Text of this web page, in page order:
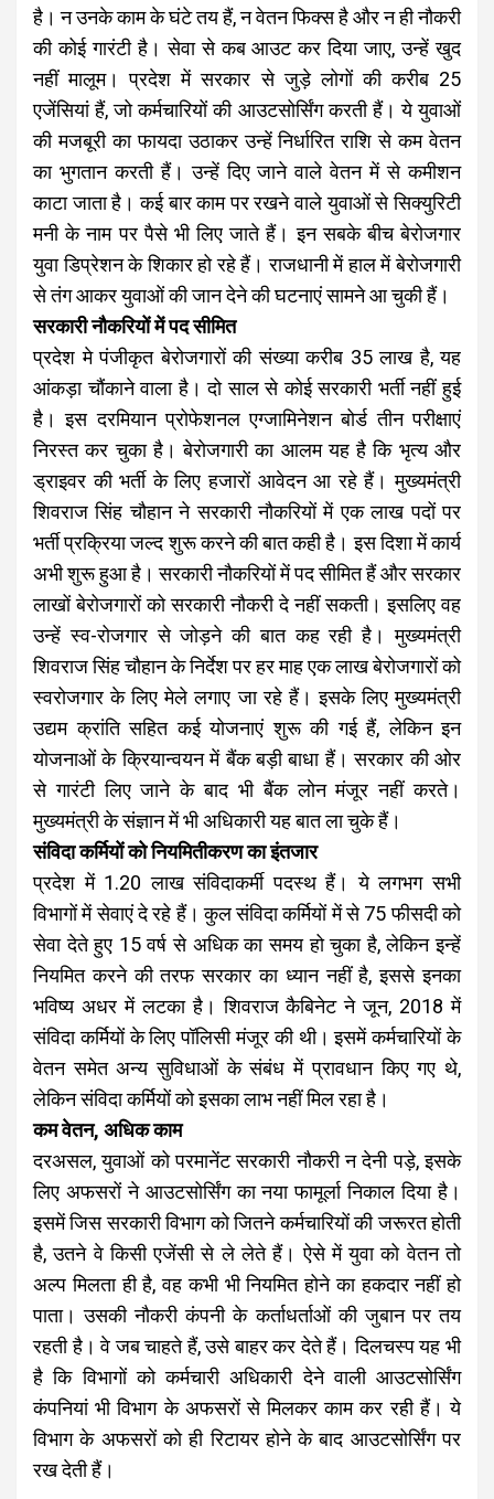
है। न उनके काम के घंटे तय हैं, न वेतन फिक्स है और न ही नौकरी
की कोई गारंटी है। सेवा से कब आउट कर दिया जाए, उन्हें खुद
नहीं मालूम। प्रदेश में सरकार से जुड़े लोगों की करीब 25
एजेंसियां हैं, जो कर्मचारियों की आउटसोर्सिंग करती हैं। ये युवाओं
की मजबूरी का फायदा उठाकर उन्हें निर्धारित राशि से कम वेतन
का भुगतान करती हैं। उन्हें दिए जाने वाले वेतन में से कमीशन
काटा जाता है। कई बार काम पर रखने वाले युवाओं से सिक्युरिटी
मनी के नाम पर पैसे भी लिए जाते हैं। इन सबके बीच बेरोजगार
युवा डिप्रेशन के शिकार हो रहे हैं। राजधानी में हाल में बेरोजगारी
से तंग आकर युवाओं की जान देने की घटनाएं सामने आ चुकी हैं।
सरकारी नौकरियों में पद सीमित
प्रदेश मे पंजीकृत बेरोजगारों की संख्या करीब 35 लाख है, यह
आंकड़ा चौंकाने वाला है। दो साल से कोई सरकारी भर्ती नहीं हुई
है। इस दरमियान प्रोफेशनल एग्जामिनेशन बोर्ड तीन परीक्षाएं
निरस्त कर चुका है। बेरोजगारी का आलम यह है कि भृत्य और
ड्राइवर की भर्ती के लिए हजारों आवेदन आ रहे हैं। मुख्यमंत्री
शिवराज सिंह चौहान ने सरकारी नौकरियों में एक लाख पदों पर
भर्ती प्रक्रिया जल्द शुरू करने की बात कही है। इस दिशा में कार्य
अभी शुरू हुआ है। सरकारी नौकरियों में पद सीमित हैं और सरकार
लाखों बेरोजगारों को सरकारी नौकरी दे नहीं सकती। इसलिए वह
उन्हें स्व-रोजगार से जोड़ने की बात कह रही है। मुख्यमंत्री
शिवराज सिंह चौहान के निर्देश पर हर माह एक लाख बेरोजगारों को
स्वरोजगार के लिए मेले लगाए जा रहे हैं। इसके लिए मुख्यमंत्री
उद्यम क्रांति सहित कई योजनाएं शुरू की गई हैं, लेकिन इन
योजनाओं के क्रियान्वयन में बैंक बड़ी बाधा हैं। सरकार की ओर
से गारंटी लिए जाने के बाद भी बैंक लोन मंजूर नहीं करते।
मुख्यमंत्री के संज्ञान में भी अधिकारी यह बात ला चुके हैं।
संविदा कर्मियों को नियमितीकरण का इंतजार
प्रदेश में 1.20 लाख संविदाकर्मी पदस्थ हैं। ये लगभग सभी
विभागों में सेवाएं दे रहे हैं। कुल संविदा कर्मियों में से 75 फीसदी को
सेवा देते हुए 15 वर्ष से अधिक का समय हो चुका है, लेकिन इन्हें
नियमित करने की तरफ सरकार का ध्यान नहीं है, इससे इनका
भविष्य अधर में लटका है। शिवराज कैबिनेट ने जून, 2018 में
संविदा कर्मियों के लिए पॉलिसी मंजूर की थी। इसमें कर्मचारियों के
वेतन समेत अन्य सुविधाओं के संबंध में प्रावधान किए गए थे,
लेकिन संविदा कर्मियों को इसका लाभ नहीं मिल रहा है।
कम वेतन, अधिक काम
दरअसल, युवाओं को परमानेंट सरकारी नौकरी न देनी पड़े, इसके
लिए अफसरों ने आउटसोर्सिंग का नया फामूर्ला निकाल दिया है।
इसमें जिस सरकारी विभाग को जितने कर्मचारियों की जरूरत होती
है, उतने वे किसी एजेंसी से ले लेते हैं। ऐसे में युवा को वेतन तो
अल्प मिलता ही है, वह कभी भी नियमित होने का हकदार नहीं हो
पाता। उसकी नौकरी कंपनी के कर्ताधर्ताओं की जुबान पर तय
रहती है। वे जब चाहते हैं, उसे बाहर कर देते हैं। दिलचस्प यह भी
है कि विभागों को कर्मचारी अधिकारी देने वाली आउटसोर्सिंग
कंपनियां भी विभाग के अफसरों से मिलकर काम कर रही हैं। ये
विभाग के अफसरों को ही रिटायर होने के बाद आउटसोर्सिंग पर
रख देती हैं।